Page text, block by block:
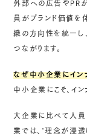
外部への広告やPRが
員がブランド価値を
織の方向性を統一し
つながります。
なぜ中小企業にイン
中小企業にこそ、イ
大企業に比べて人員
業では、“理念が浸透